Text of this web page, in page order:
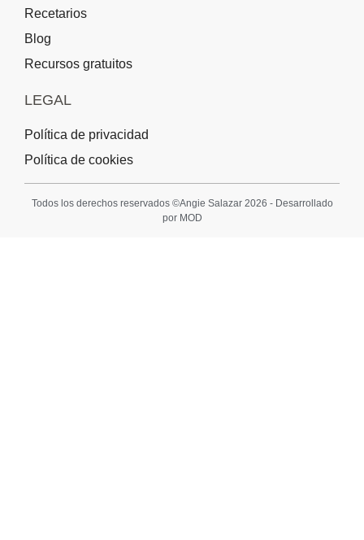
Recetarios
Blog
Recursos gratuitos
LEGAL
Política de privacidad
Política de cookies
Todos los derechos reservados ©Angie Salazar 2026 - Desarrollado
por MOD